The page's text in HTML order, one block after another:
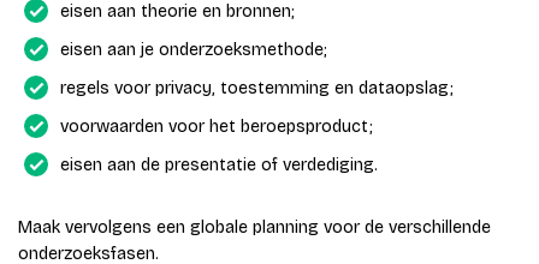
eisen aan theorie en bronnen;
eisen aan je onderzoeksmethode;
regels voor privacy, toestemming en dataopslag;
voorwaarden voor het beroepsproduct;
eisen aan de presentatie of verdediging.
Maak vervolgens een globale planning voor de verschillende
onderzoeksfasen.